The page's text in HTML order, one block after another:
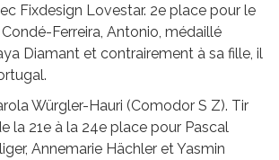
Fixdesign Lovestar. 2e place pour le
Ferreira, Antonio, médaillé
Diamant et contrairement à sa fille, il
Würgler-Hauri (Comodor S Z). Tir
la 21e à la 24e place pour Pascal
Annemarie Hächler et Yasmin